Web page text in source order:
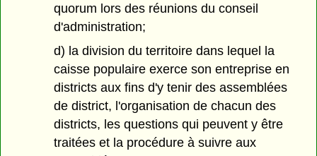
quorum lors des réunions du conseil
d'administration;
d) la division du territoire dans lequel la
caisse populaire exerce son entreprise en
districts aux fins d'y tenir des assemblées
de district, l'organisation de chacun des
districts, les questions qui peuvent y être
traitées et la procédure à suivre aux